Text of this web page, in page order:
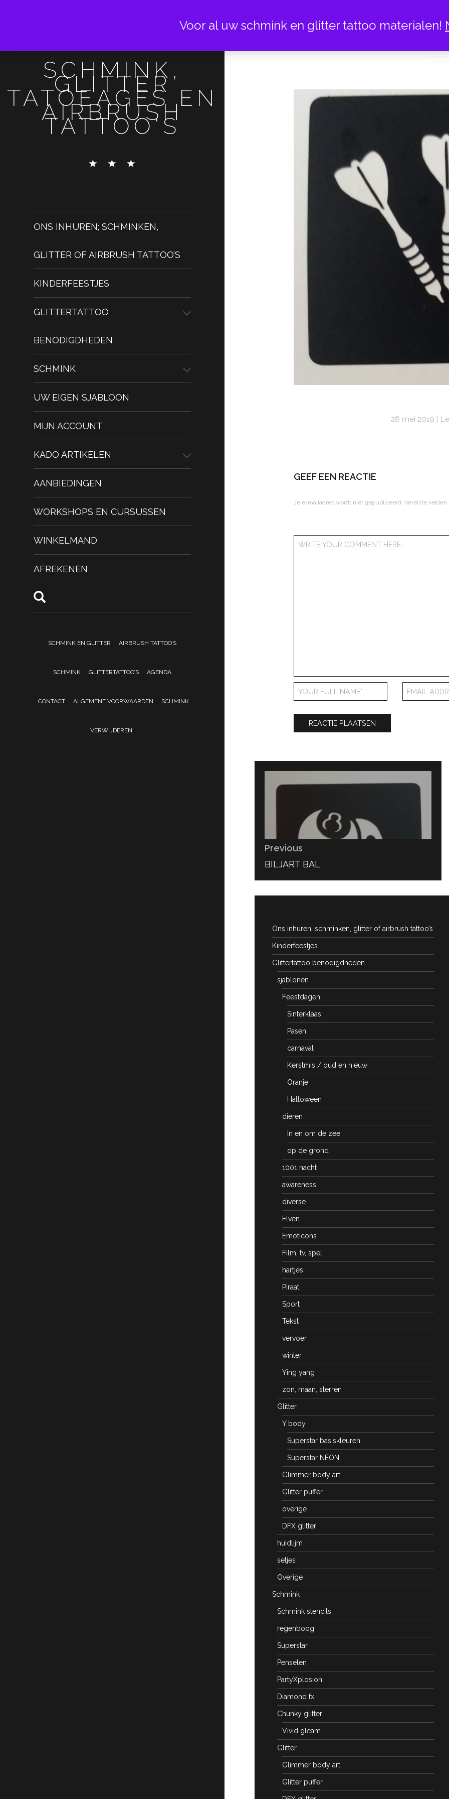
SCHMINK,
GLITTER
TATOEAGES EN
AIRBRUSH
TATTOO'S
ONS INHUREN; SCHMINKEN,
GLITTER OF AIRBRUSH TATTOO’S
KINDERFEESTJES
GLITTERTATTOO
BENODIGDHEDEN
SCHMINK
UW EIGEN SJABLOON
MIJN ACCOUNT
KADO ARTIKELEN
AANBIEDINGEN
WORKSHOPS EN CURSUSSEN
WINKELMAND
AFREKENEN
SCHMINK EN GLITTER AIRBRUSH TATTOO’S
SCHMINK GLITTERTATTOO’S AGENDA
CONTACT ALGEMENE VOORWAARDEN SCHMINK
VERWIJDEREN
DART
28 mei 2019
GEEF EEN REACTIE
Je e-mailadres wordt niet gepubliceerd. Vereiste
Bericht
navigatie
Previous
PREVIOUS
BILJART BAL
Ons inhuren; schminken, glitter of airbrush tattoo’s
Kinderfeestjes
Glittertattoo benodigdheden
sjablonen
Feestdagen
Sinterklaas
Pasen
carnaval
Kerstmis / oud en nieuw
Oranje
Halloween
dieren
In en om de zee
op de grond
1001 nacht
awareness
diverse
Elven
Emoticons
Film, tv, spel
hartjes
Piraat
Sport
Tekst
vervoer
winter
Ying yang
zon, maan, sterren
Glitter
Y body
Superstar basiskleuren
Superstar NEON
Glimmer body art
Glitter puffer
overige
DFX glitter
huidlijm
setjes
Overige
Schmink
Schmink stencils
regenboog
Superstar
Penselen
PartyXplosion
Diamond fx
Chunky glitter
Vivid gleam
Glitter
Glimmer body art
Glitter puffer
Voor al uw schmink en glitter tattoo materialen!